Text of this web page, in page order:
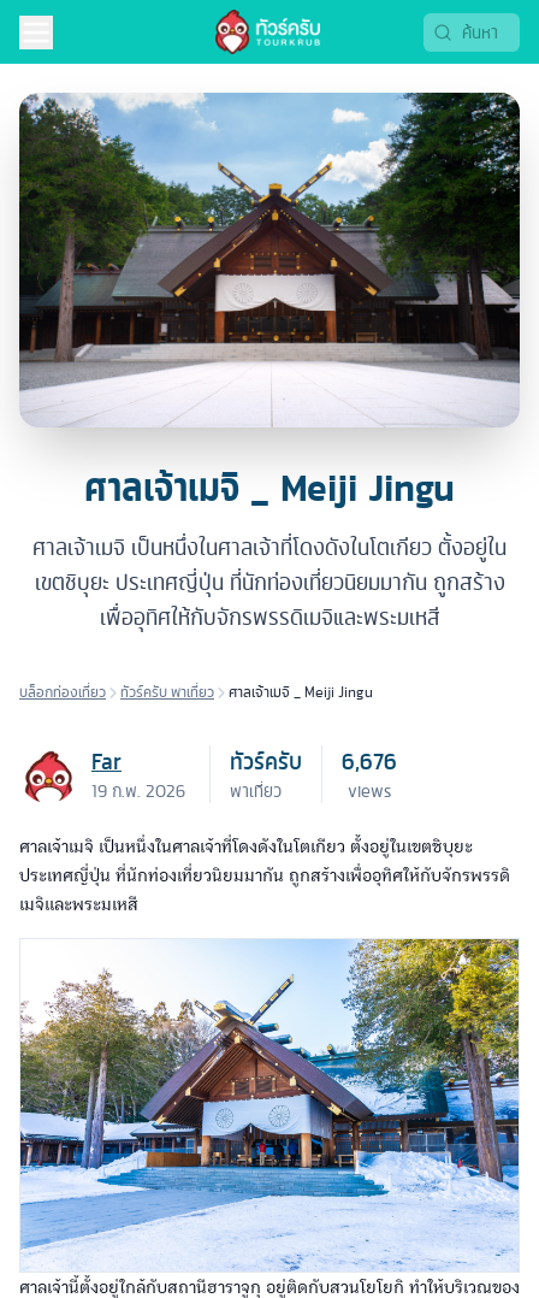
ศาลเจ้าเมจิ _ Meiji Jingu
ศาลเจ้าเมจิ เป็นหนึ่งในศาลเจ้าที่โดงดังในโตเกียว ตั้งอยู่ใน
เขตชิบุยะ ประเทศญี่ปุ่น ที่นักท่องเที่ยวนิยมมากัน ถูกสร้าง
เพื่ออุทิศให้กับจักรพรรดิเมจิและพระมเหสี
บล็อกท่องเที่ยว ทัวร์ครับ พาเที่ยว ศาลเจ้าเมจิ _ Meiji Jingu
Far
19 ก.พ. 2026
ทัวร์ครับ
พาเที่ยว
6,676
views
ศาลเจ้าเมจิ เป็นหนึ่งในศาลเจ้าที่โดงดังในโตเกียว ตั้งอยู่ในเขตชิบุยะ
ประเทศญี่ปุ่น ที่นักท่องเที่ยวนิยมมากัน ถูกสร้างเพื่ออุทิศให้กับจักรพรรดิ
เมจิและพระมเหสี
ศาลเจ้านี้ตั้งอยู่ใกล้กับสถานีฮาราจูกุ อยู่ติดกับสวนโยโยกิ ทำให้บริเวณของ